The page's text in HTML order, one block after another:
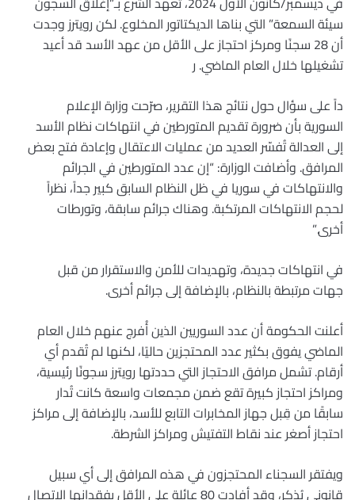
سيئة السمعة” التي بناها الديكتاتور المخلوع. لكن رويترز وجدت
أن 28 سجنًا ومركز احتجاز على الأقل من عهد الأسد قد أعيد
تشغيلها خلال العام الماضي. ر
داً على سؤال حول نتائج هذا التقرير، صرّحت وزارة الإعلام
السورية بأن ضرورة تقديم المتورطين في انتهاكات نظام الأسد
إلى العدالة تُفسّر العديد من عمليات الاعتقال وإعادة فتح بعض
المرافق. وأضافت الوزارة: “إن عدد المتورطين في الجرائم
والانتهاكات في سوريا في ظل النظام السابق كبير جداً، نظراً
لحجم الانتهاكات المرتكبة. وهناك جرائم سابقة، وتورطات
أخرى.”
في انتهاكات جديدة، وتهديدات للأمن والاستقرار من قبل
جهات مرتبطة بالنظام، بالإضافة إلى جرائم أخرى.
أعلنت الحكومة أن عدد السوريين الذين أُفرج عنهم خلال العام
الماضي يفوق بكثير عدد المحتجزين حاليًا، لكنها لم تُقدم أي
أرقام. تشمل مرافق الاحتجاز التي حددتها رويترز سجونًا رئيسية،
ومراكز احتجاز كبيرة تقع ضمن مجمعات واسعة كانت تُدار
سابقًا من قِبل جهاز المخابرات التابع للأسد، بالإضافة إلى مراكز
احتجاز أصغر عند نقاط التفتيش ومراكز الشرطة.
ويفتقر السجناء المحتجزون في هذه المرافق إلى أي سبيل
قانوني يُذكر، وقد أفادت 80 عائلة على الأقل بفقدانها الاتصال